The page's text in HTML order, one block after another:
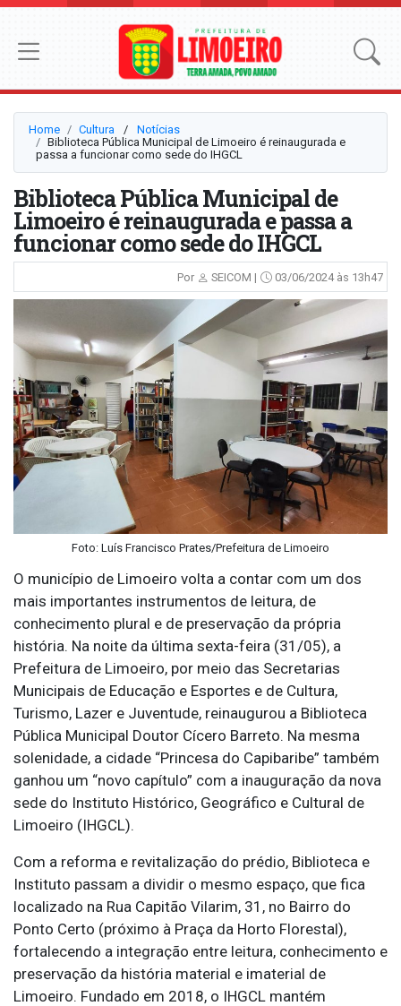
Home Cultura ⠀/⠀ Notícias
Biblioteca Pública Municipal de Limoeiro é reinaugurada e
passa a funcionar como sede do IHGCL
Biblioteca Pública Municipal de
Limoeiro é reinaugurada e passa a
funcionar como sede do IHGCL
Por SEICOM | 03/06/2024 às 13h47
Foto: Luís Francisco Prates/Prefeitura de Limoeiro
O município de Limoeiro volta a contar com um dos
mais importantes instrumentos de leitura, de
conhecimento plural e de preservação da própria
história. Na noite da última sexta-feira (31/05), a
Prefeitura de Limoeiro, por meio das Secretarias
Municipais de Educação e Esportes e de Cultura,
Turismo, Lazer e Juventude, reinaugurou a Biblioteca
Pública Municipal Doutor Cícero Barreto. Na mesma
solenidade, a cidade “Princesa do Capibaribe” também
ganhou um “novo capítulo” com a inauguração da nova
sede do Instituto Histórico, Geográfico e Cultural de
Limoeiro (IHGCL).
Com a reforma e revitalização do prédio, Biblioteca e
Instituto passam a dividir o mesmo espaço, que fica
localizado na Rua Capitão Vilarim, 31, no Bairro do
Ponto Certo (próximo à Praça da Horto Florestal),
fortalecendo a integração entre leitura, conhecimento e
preservação da história material e imaterial de
Limoeiro. Fundado em 2018, o IHGCL mantém